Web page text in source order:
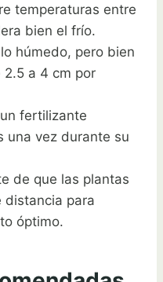
temperaturas entre
bien el frío.
húmedo, pero bien
a 4 cm por
fertilizante
una vez durante su
de que las plantas
para
óptimo.